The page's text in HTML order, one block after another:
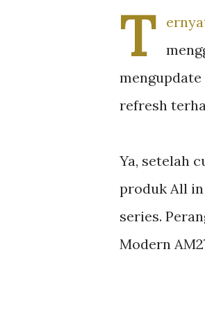
T
refresh
Ya, setelah
produk All in
series.
Modern